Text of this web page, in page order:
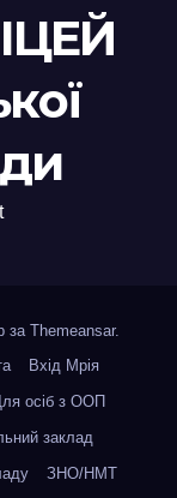
за Themeansar.
Вхід Мрія
осіб з ООП
заклад
ЗНО/НМТ